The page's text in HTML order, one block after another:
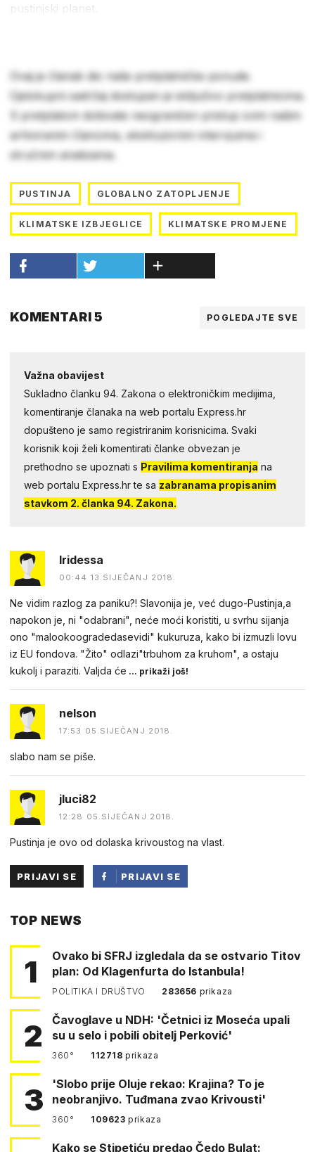
pustinjski planet.
Ovaj je članak dio naše pretplatničke ponude.
Cjelokupni sadržaj dostupan je isključivo pretplatnicima.
S pretplatom dobivate neograničen pristup svim našim
arhiviranim člancima, ekskluzivnim intervjuima i
stručnim analizama.
PUSTINJA GLOBALNO ZATOPLJENJE
KLIMATSKE IZBJEGLICE KLIMATSKE PROMJENE
KOMENTARI 5 POGLEDAJTE SVE
Važna obavijest
Sukladno članku 94. Zakona o elektroničkim medijima,
komentiranje članaka na web portalu Express.hr
dopušteno je samo registriranim korisnicima. Svaki
korisnik koji želi komentirati članke obvezan je
prethodno se upoznati s Pravilima komentiranja na
web portalu Express.hr te sa zabranama propisanim
stavkom 2. članka 94. Zakona.
Iridessa
00:44 13.SIJEČANJ 2018.
Ne vidim razlog za paniku?! Slavonija je, već dugo-Pustinja,a
napokon je, ni "odabrani", neće moći koristiti, u svrhu sijanja
ono "malookoogradedasevidi" kukuruza, kako bi izmuzli lovu
iz EU fondova. "Žito" odlazi"trbuhom za kruhom", a ostaju
kukolj i paraziti. Valjda će ... prikaži još!
nelson
17:53 05.SIJEČANJ 2018.
slabo nam se piše.
jluci82
12:28 05.SIJEČANJ 2018.
Pustinja je ovo od dolaska krivoustog na vlast.
PRIJAVI SE
PRIJAVI SE
TOP NEWS
1
Ovako bi SFRJ izgledala da se ostvario Titov
plan: Od Klagenfurta do Istanbula!
POLITIKA I DRUŠTVO 283656 prikaza
2
Čavoglave u NDH: 'Četnici iz Moseća upali
su u selo i pobili obitelj Perković'
360° 112718prikaza
3
'Slobo prije Oluje rekao: Krajina? To je
neobranjivo. Tuđmana zvao Krivousti'
360° 109623prikaza
Kako se Stipetiću predao Čedo Bulat: